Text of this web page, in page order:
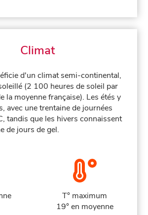
Climat
d'un climat semi-continental,
(2 100 heures de soleil par
la moyenne française). Les étés y
avec une trentaine de journées
tandis que les hivers connaissent
de jours de gel.
T° maximum
19° en moyenne